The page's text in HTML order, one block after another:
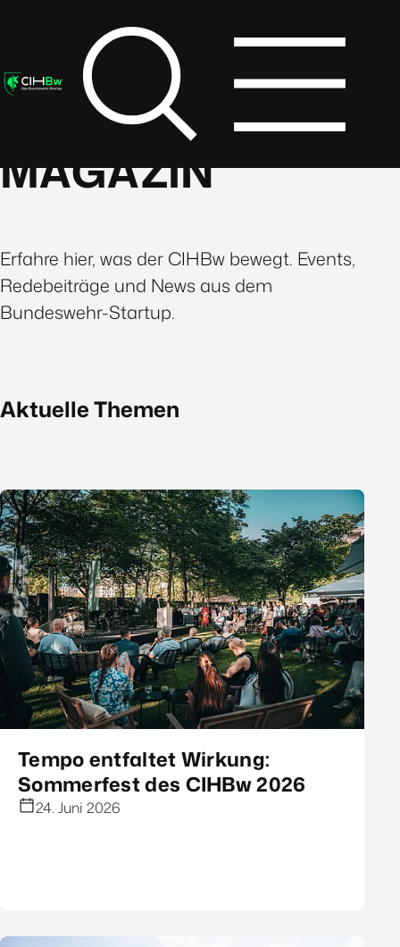
MAGAZIN
Erfahre hier, was der CIHBw bewegt. Events,
Redebeiträge und News aus dem
Bundeswehr-Startup.
Aktuelle Themen
Tempo entfaltet Wirkung:
Sommerfest des CIHBw 2026
24. Juni 2026